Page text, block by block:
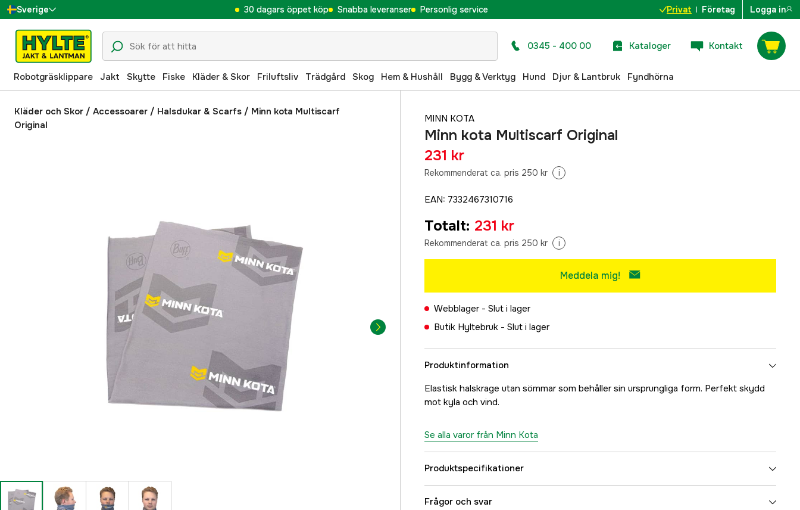
Sverige
Danmark
Suomi
Norge
Deutschland
30 dagars öppet köp Snabba leveranser Personlig service Privat Företag Logga in
0345 - 400 00 Kataloger Kontakt
Robotgräsklippare Jakt Skytte Fiske Kläder & Skor Friluftsliv Trädgård Skog Hem & Hushåll Bygg & Verktyg Hund Djur & Lantbruk Fyndhörna
Kläder och Skor / Accessoarer / Halsdukar & Scarfs / Minn kota Multiscarf
Original
MINN KOTA
Minn kota Multiscarf Original
231 kr
Rekommenderat ca. pris 250 kr i
EAN: 7332467310716
Totalt: 231 kr
Rekommenderat ca. pris 250 kr i
Meddela mig!
Webblager - Slut i lager
Butik Hyltebruk - Slut i lager
Produktinformation
Elastisk halskrage utan sömmar som behåller sin ursprungliga form. Perfekt skydd
mot kyla och vind.
Se alla varor från Minn Kota
Produktspecifikationer
Referensnummer
Frågor och svar